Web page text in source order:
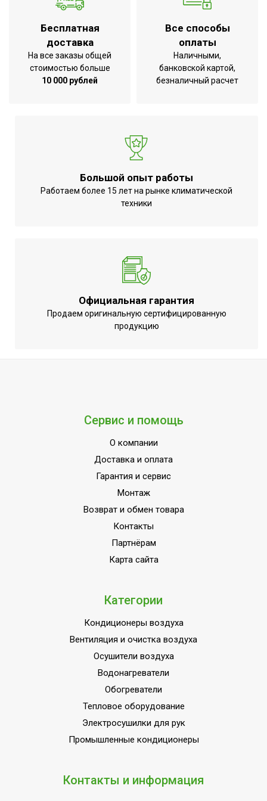
Таймер
12 ч
Тип основания
Круглое
Дисплей
Есть
беспроводное
Индикация включения
Да
Бесплатная
доставка
На все заказы общей
стоимостью больше
10 000 рублей
Все способы
оплаты
Наличными,
банковской картой,
безналичный расчет
Большой опыт работы
Работаем более 15 лет на рынке климатической
техники
Официальная гарантия
Продаем оригинальную сертифицированную
продукцию
Сервис и помощь
О компании
Доставка и оплата
Гарантия и сервис
Монтаж
Возврат и обмен товара
Контакты
Партнёрам
Карта сайта
Категории
Кондиционеры воздуха
Вентиляция и очистка воздуха
Осушители воздуха
Водонагреватели
Обогреватели
Тепловое оборудование
Электросушилки для рук
Промышленные кондиционеры
Контакты и информация